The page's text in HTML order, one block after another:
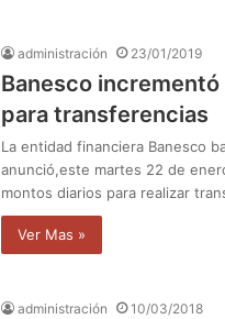
administración 23/01/2019
Banesco
para transferencias
La entidad financiera Banesco
anunció,este martes 22 de
montos diarios para realizar
Ver Mas »
administración 10/03/2018